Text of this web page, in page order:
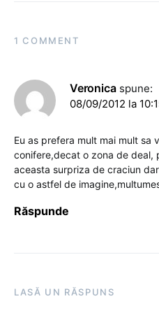
1 COMMENT
Veronica spune:
08/09/2012 la
Eu as prefera mult mai mult sa
conifere,decat o zona de deal,
aceasta surpriza de craciun
cu o astfel de
Răspunde
LASĂ UN RĂSPUNS